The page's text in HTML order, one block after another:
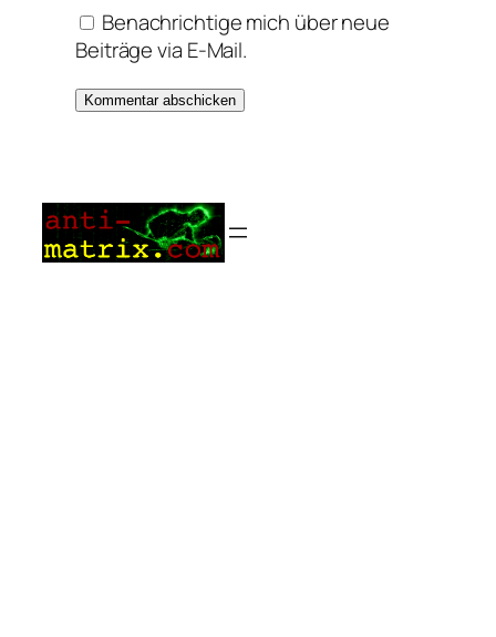
Benachrichtige mich über neue
Beiträge via E-Mail.